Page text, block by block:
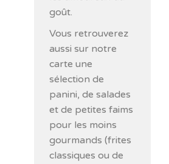
goût.
Vous retrouverez
aussi sur notre
carte une
sélection de
panini, de salades
et de petites faims
pour les moins
gourmands (frites
classiques ou de